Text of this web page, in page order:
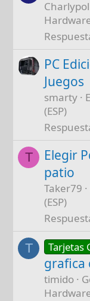
Charlypol
PC
Juegos
smarty
(ESP)
T
Elegir
patio
Taker79
(ESP)
T Tarjetas
grafica
timido